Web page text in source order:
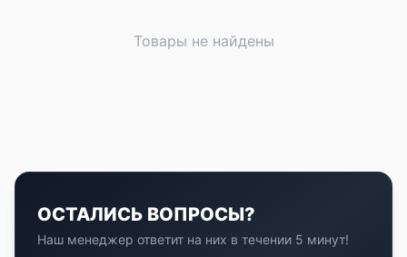
Товары не найдены
ОСТАЛИСЬ ВОПРОСЫ?
Наш менеджер ответит на них в течении 5 минут!